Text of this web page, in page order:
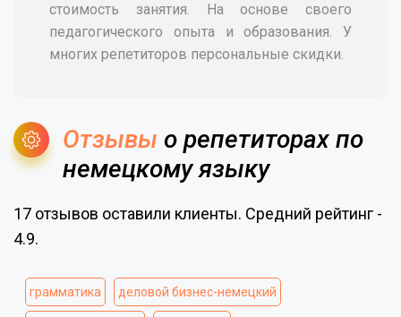
стоимость занятия. На основе своего
педагогического опыта и образования. У
многих репетиторов персональные скидки.
Отзывы о репетиторах по
немецкому языку
17 отзывов оставили клиенты. Средний рейтинг -
4.9.
грамматика деловой бизнес-немецкий